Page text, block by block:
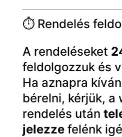
⏱ Rendelés
A rendeléseket
feldolgozzuk és
Ha aznapra
bérelni, kérjük, a
rendelés után
jelezzefelénk